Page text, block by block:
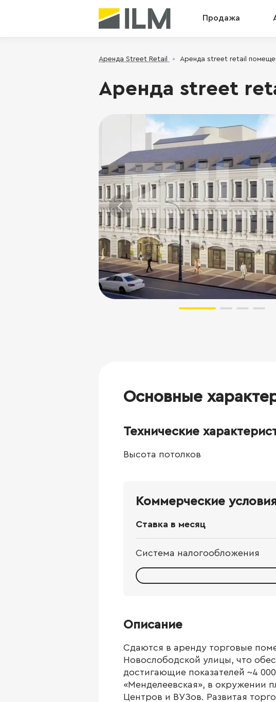
Продажа
Аренда Street Retail Аренда street retail
Аренда street
Основные
Технические
Высота потолков
Коммерческие
Ставка в месяц
Система налогообложения
Описание
Сдаются в аренду торговые
Новослободской улицы, что
достигающие показателей ~4
«Менделеевская», в окружении
Центров и ВУЗов. Развитая